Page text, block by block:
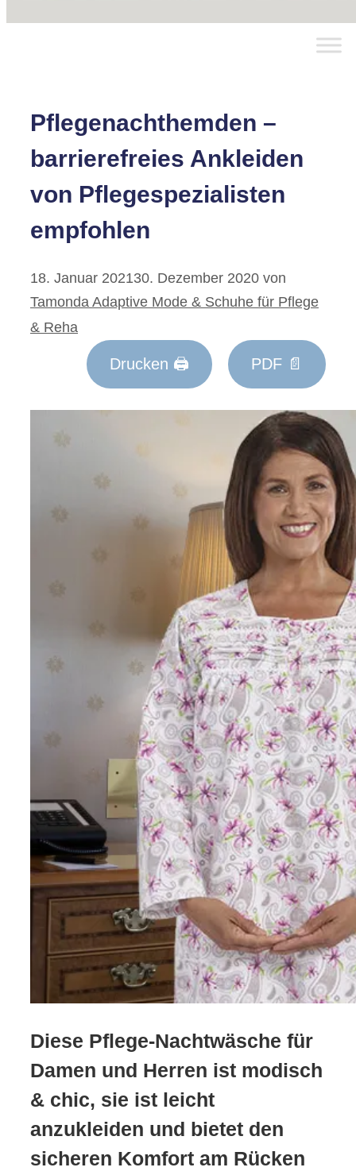
Pflegenachthemden –
barrierefreies Ankleiden
von Pflegespezialisten
empfohlen
18. Januar 202130. Dezember 2020 von
Tamonda Adaptive Mode & Schuhe für Pflege
& Reha
Drucken 🖨 PDF 📄
Diese Pflege-Nachtwäsche für
Damen und Herren ist modisch
& chic, sie ist leicht
anzukleiden und bietet den
sicheren Komfort am Rücken